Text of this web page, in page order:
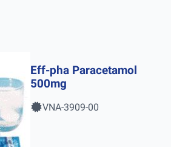
Eff-pha Paracetamol
500mg
VNA-3909-00